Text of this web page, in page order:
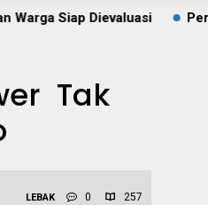
Perangi Stunting, Ketua TP
Tak
LEBAK 0 257